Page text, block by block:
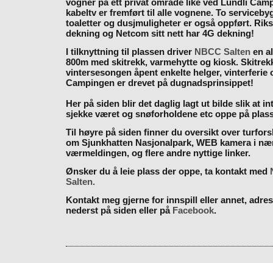
vogner på ett privat område like ved Lundli
kabeltv er fremført til alle vognene. To
toaletter og dusjmuligheter er også oppført.
dekning og Netcom sitt nett har 4G dekning!
I tilknyttning til plassen driver NBCC Saltenen
800m med skitrekk, varmehytte og kiosk.
vintersesongen åpent enkelte helger, vinterferie
Campingen er drevet på dugnadsprinsippet!
Her på siden blir det daglig lagt ut bilde slik at
sjekke været og snøforholdene etc oppe på
Til høyre på siden finner du oversikt over
om Sjunkhatten Nasjonalpark, WEB kamera i
værmeldingen, og flere andre nyttige linker.
Ønsker du å leie plass der oppe, ta kontakt med
Salten.
Kontakt meg gjerne for innspill eller annet,
nederst på siden eller på Facebook.